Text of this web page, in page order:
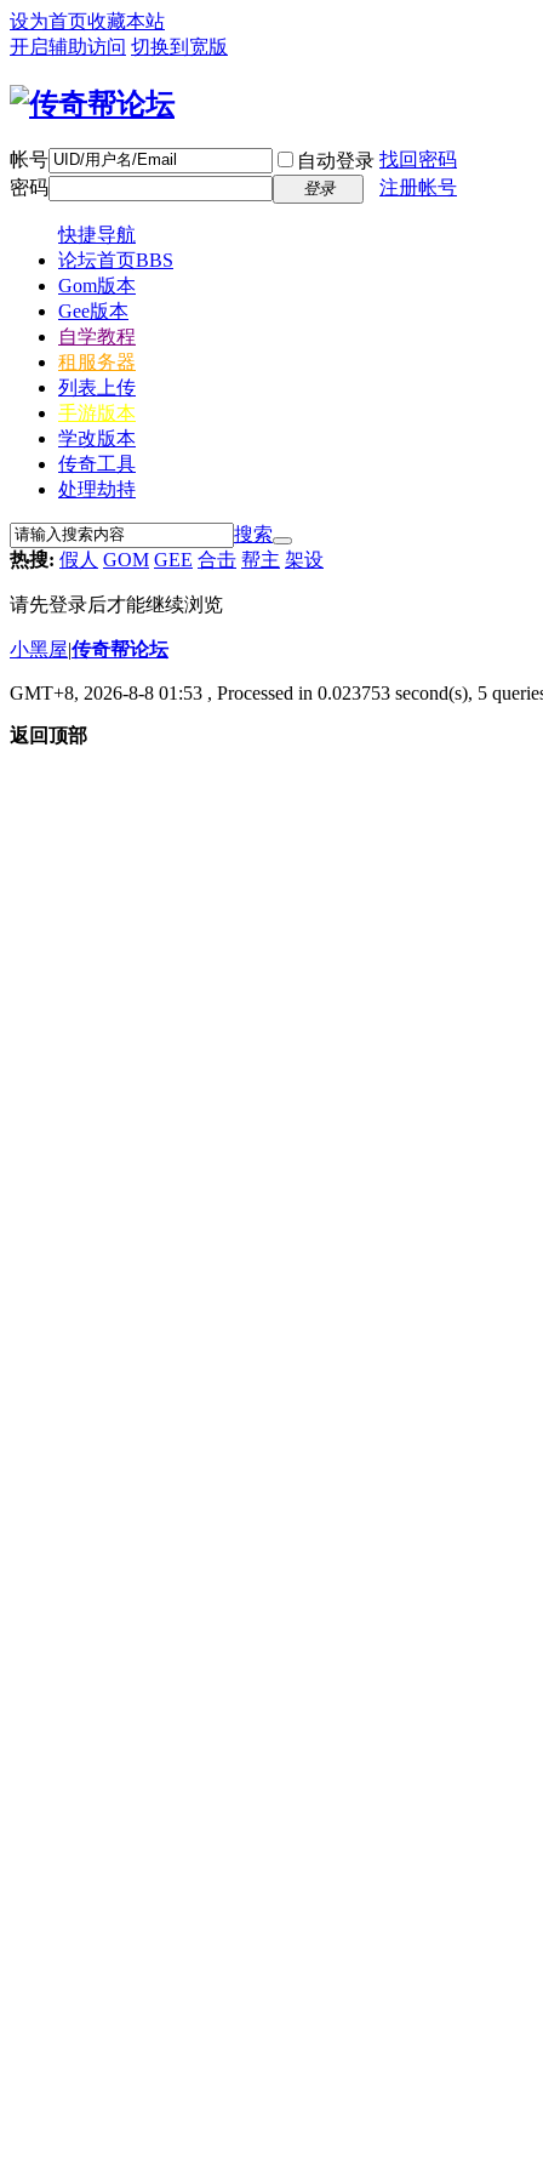
设为首页收藏本站
开启辅助访问 切换到宽版
帐号 自动登录 找回密码
密码
登录 注册帐号
快捷导航
论坛首页BBS
Gom版本
Gee版本
自学教程
租服务器
列表上传
手游版本
学改版本
传奇工具
处理劫持
搜索
热搜: 假人 GOM GEE 合击 帮主 架设
请先登录后才能继续浏览
小黑屋|传奇帮论坛
GMT+8, 2026-8-8 01:53 , Processed in 0.023753 second(s), 5
返回顶部